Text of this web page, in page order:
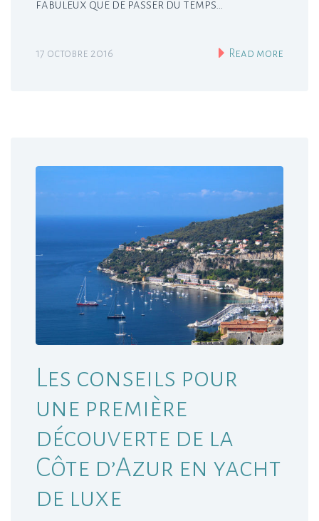
fabuleux que de passer du temps…
17 octobre 2016 Read more
Les conseils pour
une première
découverte de la
Côte d’Azur en yacht
de luxe